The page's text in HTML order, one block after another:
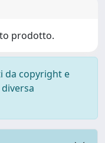
prodotto.
da copyright e